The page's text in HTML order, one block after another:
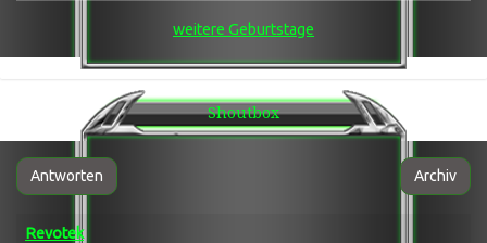
Games ®: Enshrouded
╚ AFK
Games ®: LWS 25
╔ Team 1
Games ®: Arma 3
╔ Arma3 Laberecke / Grabbelkiste
╠ Arma 3®: Wasteland Altis
╚ Arma 3®: Exile
weitere Geburtstage
Shoutbox
Antworten Archiv
Revotek